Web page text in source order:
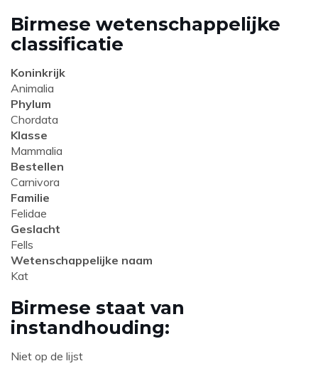
Birmese wetenschappelijke
classificatie
Koninkrijk
Animalia
Phylum
Chordata
Klasse
Mammalia
Bestellen
Carnivora
Familie
Felidae
Geslacht
Fells
Wetenschappelijke naam
Kat
Birmese staat van
instandhouding:
Niet op de lijst